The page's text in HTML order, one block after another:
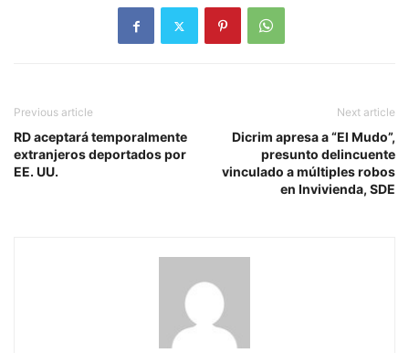
Previous article
RD aceptará temporalmente
extranjeros deportados por
EE. UU.
Next article
Dicrim apresa a “El Mudo”,
presunto delincuente
vinculado a múltiples robos
en Invivienda, SDE